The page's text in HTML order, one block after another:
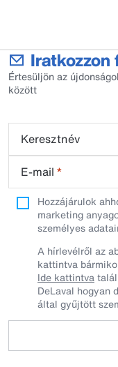
Értesüljön az
között
Keresztnév
E-mail *
Hozzájárulok
marketing
személyes
A hírlevélről az
kattintva
Ide kattintva
DeLaval hogyan
által gyűjtött